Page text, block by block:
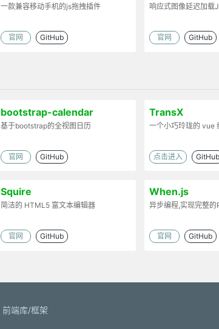
一款兼容移动手机的js拖拽插件
官网 GitHub
响应式图像延迟加载
官网 GitHub
bootstrap-calendar
基于bootstrap的全视图日历
官网 GitHub
TransX
一个小巧玲珑的 vue
点击进入 GitHub
Squire
简洁的 HTML5 富文本编辑器
官网 GitHub
When.js
异步编程,实现完整的
官网 GitHub
前端库/框架